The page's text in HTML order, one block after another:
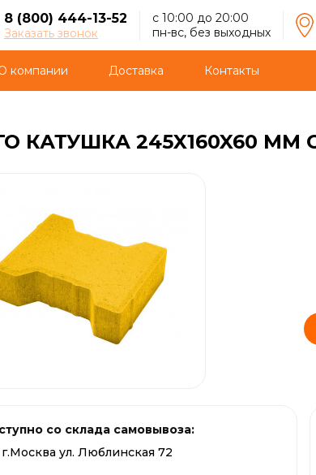
8 (800) 444-13-52
Заказать звонок
с 10:00 до 20:00
пн-вс, без выходных
компании Доставка Контакты
КАТУШКА 245X160X60
со склада самовывоза:
г.Москва ул. Люблинская 72